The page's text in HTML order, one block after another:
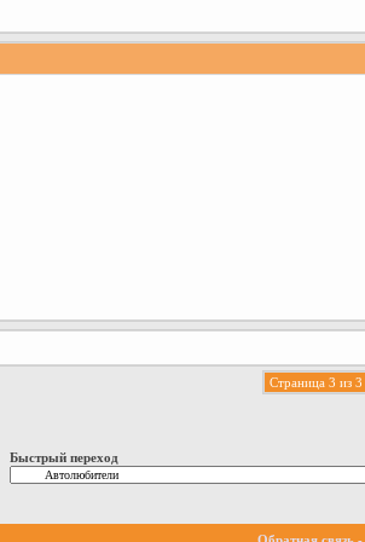
Страница 3 из 3
Быстрый переход